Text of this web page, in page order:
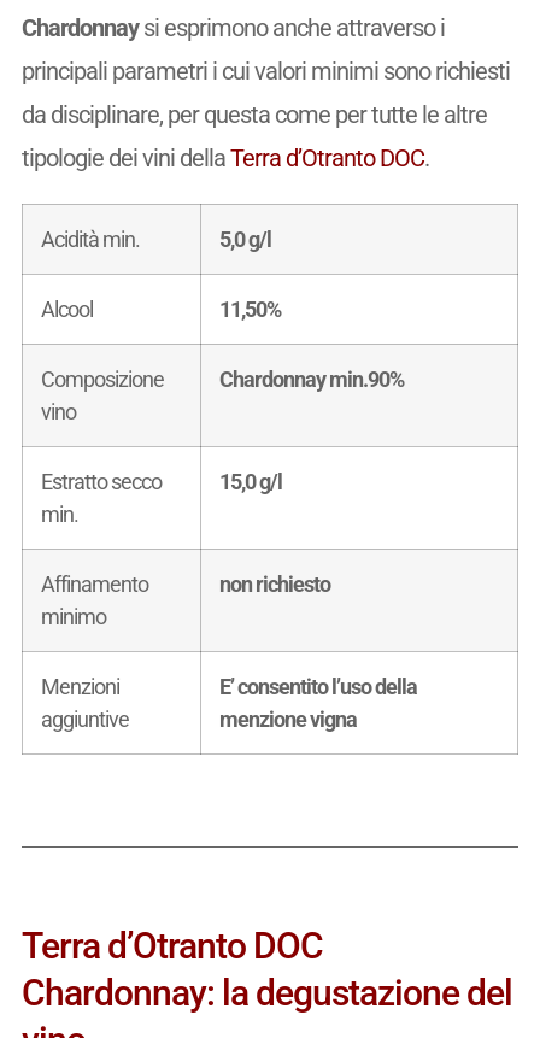
Chardonnaysi esprimono anche attraverso i
principali parametri i cui valori minimi sono richiesti
da disciplinare, per questa come per tutte le altre
tipologie dei vini dellaTerra d’Otranto DOC.
Acidità min. 5,0 g/l
Alcool 11,50%
Composizione
vino
Chardonnay min.90%
Estratto secco
min.
15,0 g/l
Affinamento
minimo
non richiesto
Menzioni
aggiuntive
E’ consentito l’uso della
menzione vigna
Terra d’Otranto DOC
Chardonnay: la degustazione del